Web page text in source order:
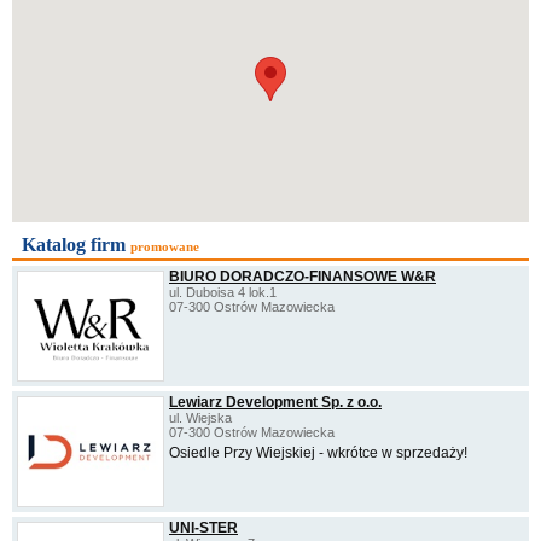
Katalog firm promowane
BIURO DORADCZO-FINANSOWE W&R
ul. Duboisa 4 lok.1
07-300 Ostrów Mazowiecka
Lewiarz Development Sp. z o.o.
ul. Wiejska
07-300 Ostrów Mazowiecka
Osiedle Przy Wiejskiej - wkrótce w sprzedaży!
UNI-STER